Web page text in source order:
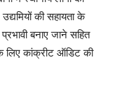
की सहायता के
बनाए जाने सहित
लिए कांक्रीट ऑडिट की